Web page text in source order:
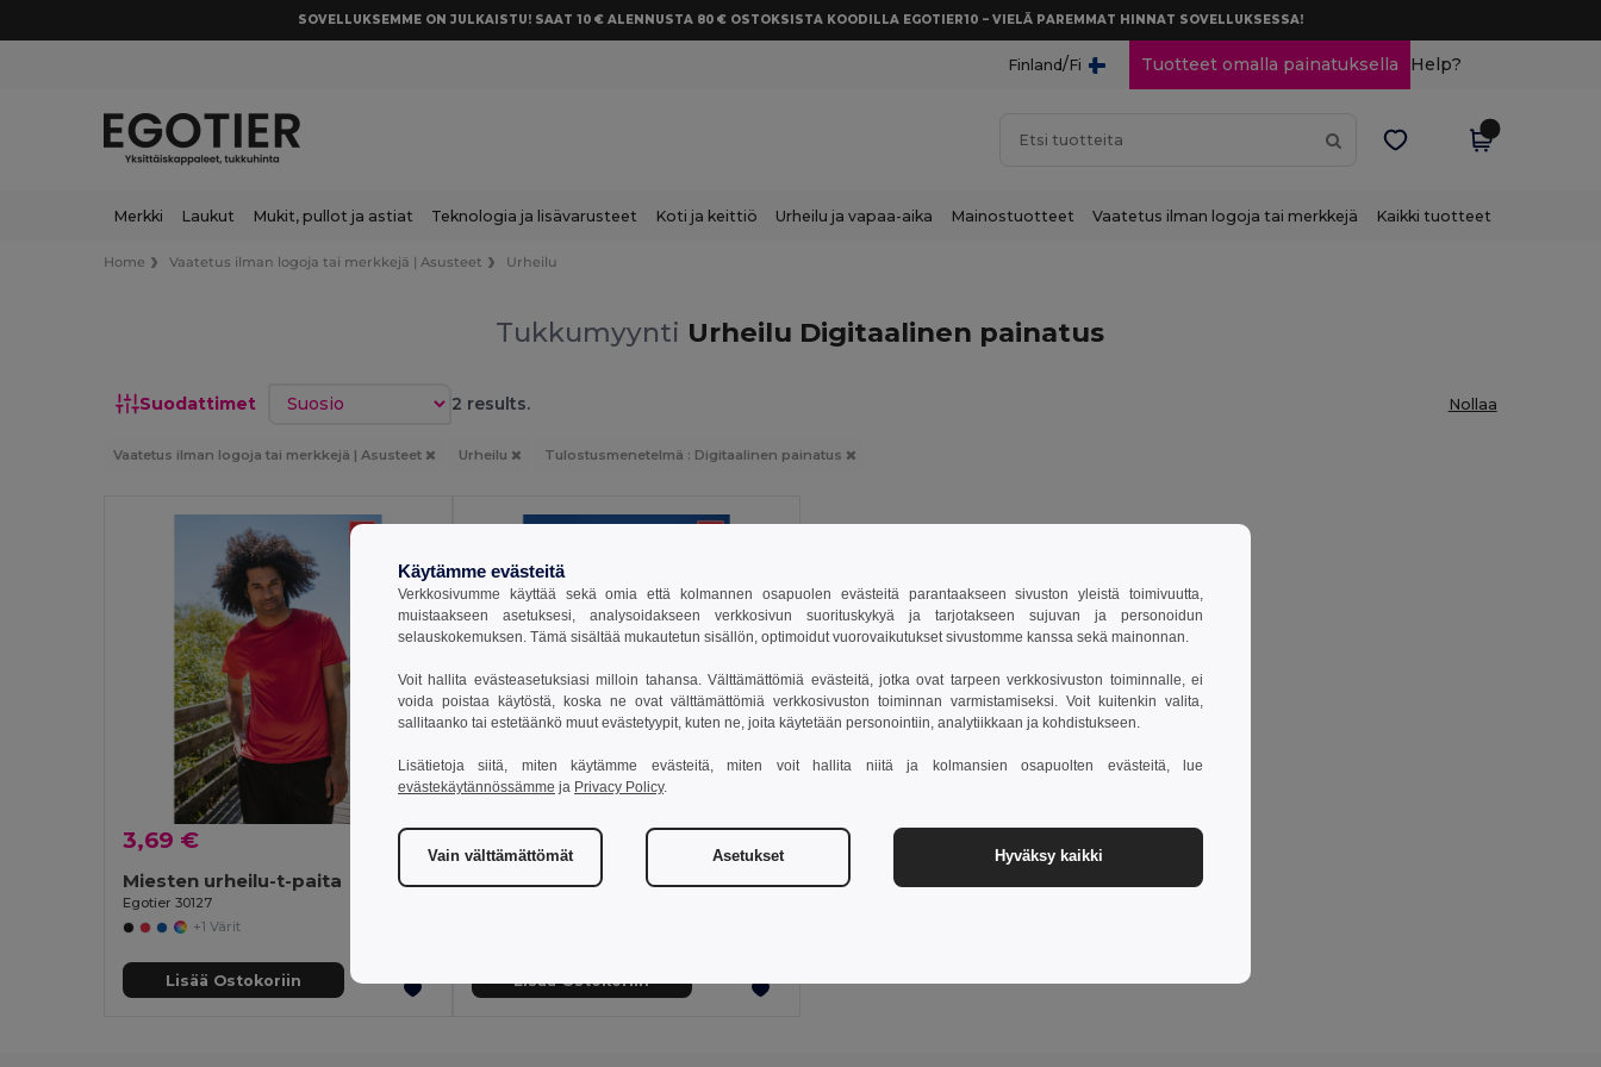
SOVELLUKSEMME ON JULKAISTU! SAAT 10 € ALENNUSTA 80 € OSTOKSISTA KOODILLA EGOTIER10 – VIELÄ PAREMMAT HINNAT SOVELLUKSESSA!
Finland/Fi Tuotteet omalla painatuksella Help?
Merkki Laukut Mukit, pullot ja astiat Teknologia ja lisävarusteet Koti ja keittiö Urheilu ja vapaa-aika Mainostuotteet Vaatetus ilman logoja tai merkkejä Kaikki tuotteet
Home Vaatetus ilman logoja tai merkkejä | Asusteet Urheilu
Tukkumyynti Urheilu Digitaalinen painatus
Suodattimet Lajittele 2 results. Nollaa
Vaatetus ilman logoja tai merkkejä | Asusteet Urheilu Tulostusmenetelmä : Digitaalinen painatus
3,69 €
Miesten urheilu-t-paita
Egotier 30127
+1 Värit
Lisää Ostokoriin
Naisten urheilupaita
Lisää Ostokoriin
Käytämme evästeitä
Verkkosivumme käyttää sekä omia että kolmannen osapuolen evästeitä parantaakseen sivuston yleistä toimivuutta,
muistaakseen asetuksesi, analysoidakseen verkkosivun suorituskykyä ja tarjotakseen sujuvan ja personoidun
selauskokemuksen. Tämä sisältää mukautetun sisällön, optimoidut vuorovaikutukset sivustomme kanssa sekä mainonnan.
Voit hallita evästeasetuksiasi milloin tahansa. Välttämättömiä evästeitä, jotka ovat tarpeen verkkosivuston toiminnalle, ei
voida poistaa käytöstä, koska ne ovat välttämättömiä verkkosivuston toiminnan varmistamiseksi. Voit kuitenkin valita,
sallitaanko tai estetäänkö muut evästetyypit, kuten ne, joita käytetään personointiin, analytiikkaan ja kohdistukseen.
Lisätietoja siitä, miten käytämme evästeitä, miten voit hallita niitä ja kolmansien osapuolten evästeitä, lue
evästekäytännössämme ja Privacy Policy.
Vain välttämättömät Asetukset Hyväksy kaikki